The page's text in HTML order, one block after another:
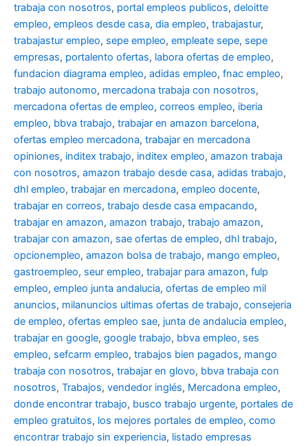
trabaja con nosotros, portal empleos publicos, deloitte
empleo, empleos desde casa, dia empleo, trabajastur,
trabajastur empleo, sepe empleo, empleate sepe, sepe
empresas, portalento ofertas, labora ofertas de empleo,
fundacion diagrama empleo, adidas empleo, fnac empleo,
trabajo autonomo, mercadona trabaja con nosotros,
mercadona ofertas de empleo, correos empleo, iberia
empleo, bbva trabajo, trabajar en amazon barcelona,
ofertas empleo mercadona, trabajar en mercadona
opiniones, inditex trabajo, inditex empleo, amazon trabaja
con nosotros, amazon trabajo desde casa, adidas trabajo,
dhl empleo, trabajar en mercadona, empleo docente,
trabajar en correos, trabajo desde casa empacando,
trabajar en amazon, amazon trabajo, trabajo amazon,
trabajar con amazon, sae ofertas de empleo, dhl trabajo,
opcionempleo, amazon bolsa de trabajo, mango empleo,
gastroempleo, seur empleo, trabajar para amazon, fulp
empleo, empleo junta andalucia, ofertas de empleo mil
anuncios, milanuncios ultimas ofertas de trabajo, consejeria
de empleo, ofertas empleo sae, junta de andalucia empleo,
trabajar en google, google trabajo, bbva empleo, ses
empleo, sefcarm empleo, trabajos bien pagados, mango
trabaja con nosotros, trabajar en glovo, bbva trabaja con
nosotros, Trabajos, vendedor inglés, Mercadona empleo,
donde encontrar trabajo, busco trabajo urgente, portales de
empleo gratuitos, los mejores portales de empleo, como
encontrar trabajo sin experiencia, listado empresas